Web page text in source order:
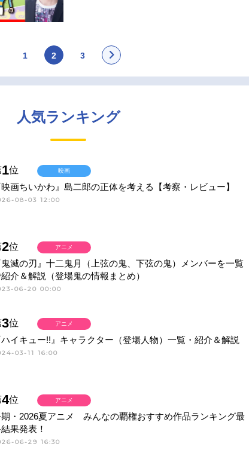
1 2 3
人気ランキング
1位
映画ちいかわ』島二郎の正体を考える【考察・レビュー】
08-03 12:00
映画
2位
鬼滅の刃』十二鬼月（上弦の鬼、下弦の鬼）メンバーを一覧
介＆解説（登場鬼の情報まとめ）
06-20 00:00
アニメ
3位
ハイキュー!!』キャラクター（登場人物）一覧・紹介＆解説
03-11 16:00
アニメ
4位
・2026夏アニメ みんなの覇権おすすめ作品ランキング最
果発表！
06-29 16:30
アニメ